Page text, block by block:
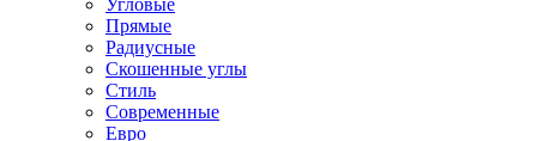
Угловые
Прямые
Радиусные
Скошенные углы
Стиль
Современные
Евро